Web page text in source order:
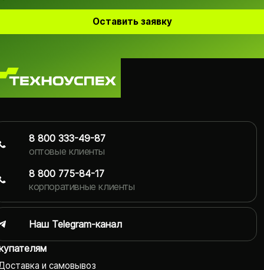
Оставить заявку
и самовывоз
8 800 333-49-87
оптовые клиенты
8 800 775-84-17
корпоративные клиенты
Наш Telegram-канал